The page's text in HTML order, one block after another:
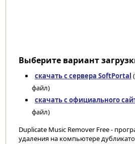
Выберите вариант
скачать с сервера SoftPortal
файл)
скачать с официального
файл)
Duplicate Music Remover Free -
удаления на компьютере